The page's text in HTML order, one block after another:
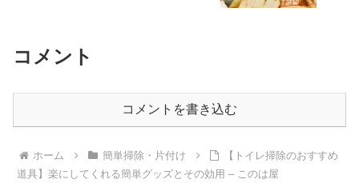
コメント
コメントを書き込む
ホーム 簡単掃除・片付け
【トイレ掃除のおすすめ
道具】楽にしてくれる簡単グッズとその効用 – このは屋